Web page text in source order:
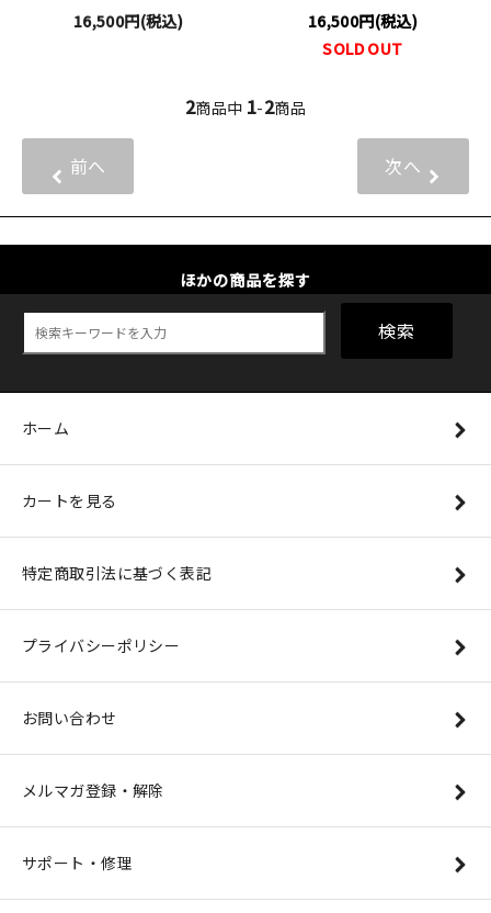
16,500円(税込)
16,500円(税込)
SOLD OUT
2商品中 1-2商品
前へ 次へ
ほかの商品を探す
検索
ホーム
カートを見る
特定商取引法に基づく表記
プライバシーポリシー
お問い合わせ
メルマガ登録・解除
サポート・修理